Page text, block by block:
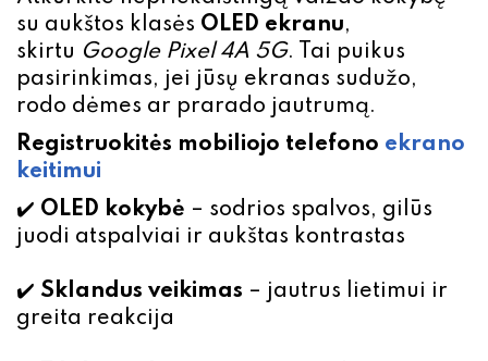
su aukštos klasės OLED ekranu,
skirtu Google Pixel 4A 5G. Tai puikus
pasirinkimas, jei jūsų ekranas sudužo,
rodo dėmes ar prarado jautrumą.
Registruokitės mobiliojo telefono ekrano
keitimui
✔️ OLED kokybė – sodrios spalvos, gilūs
juodi atspalviai ir aukštas kontrastas
✔️ Sklandus veikimas – jautrus lietimui ir
greita reakcija